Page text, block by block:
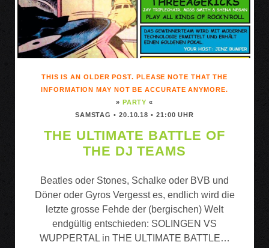
THIS IS AN OLDER POST. PLEASE NOTE THAT THE
INFORMATION MAY NOT BE ACCURATE ANYMORE.
» PARTY «
SAMSTAG • 20.10.18 • 21:00 UHR
THE ULTIMATE BATTLE OF
THE DJ TEAMS
Beatles oder Stones, Schalke oder BVB und
Döner oder Gyros Vergesst es, endlich wird die
letzte grosse Fehde der (bergischen) Welt
endgültig entschieden: SOLINGEN VS
WUPPERTAL in THE ULTIMATE BATTLE…